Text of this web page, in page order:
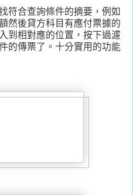
符合查詢條件的摘要，例如
然後貸方科目有應付票據的
到相對應的位置，按下過濾
的傳票了。十分實用的功能